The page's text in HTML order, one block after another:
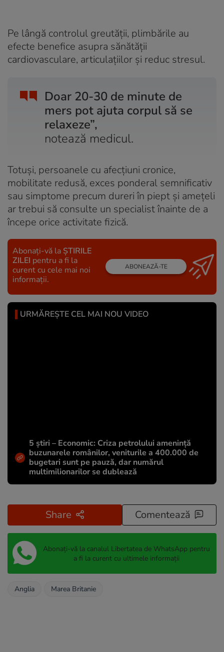
Pe lângă controlul greutății, plimbările au
efecte benefice asupra sănătății
cardiovasculare, articulațiilor și reduc stresul.
Doar 20-30 de minute de
mers pot ajuta corpul să se
relaxeze”,
notează medicul.
Totuși, persoanele cu afecțiuni cronice,
mobilitate redusă, exces ponderal semnificativ
sau simptome precum dureri în piept și amețeli
ar trebui să consulte un specialist înainte de a
începe orice activitate fizică.
Abonați-vă la ȘTIRILE
ZILEI pentru a fi la
curent cu cele mai noi
informații.
ABONEAZĂ-TE
URMĂREȘTE CEL MAI NOU VIDEO
5 știri – Economic: Criza petrolului amenință
buzunarele românilor, veniturile a 400.000 de
bugetari sunt pe pauză, dar numărul
multimilionarilor se dublează
Share Comentează
Abonați-vă la canalul Libertatea de WhatsApp pentru
a fi la curent cu ultimele informații
Anglia Marea Britanie